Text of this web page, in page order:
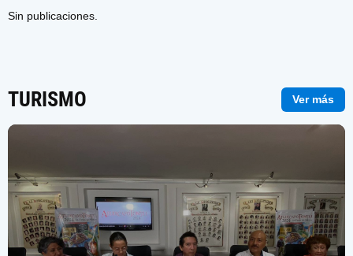
Sin publicaciones.
TURISMO Ver más